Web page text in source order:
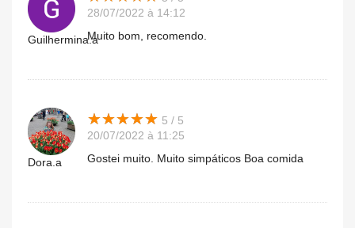
Guilhermina.a
28/07/2022 à 14:12
Muito bom, recomendo.
Dora.a
★★★★★
★★★★★ 5 / 5
20/07/2022 à 11:25
Gostei muito. Muito simpáticos Boa comida